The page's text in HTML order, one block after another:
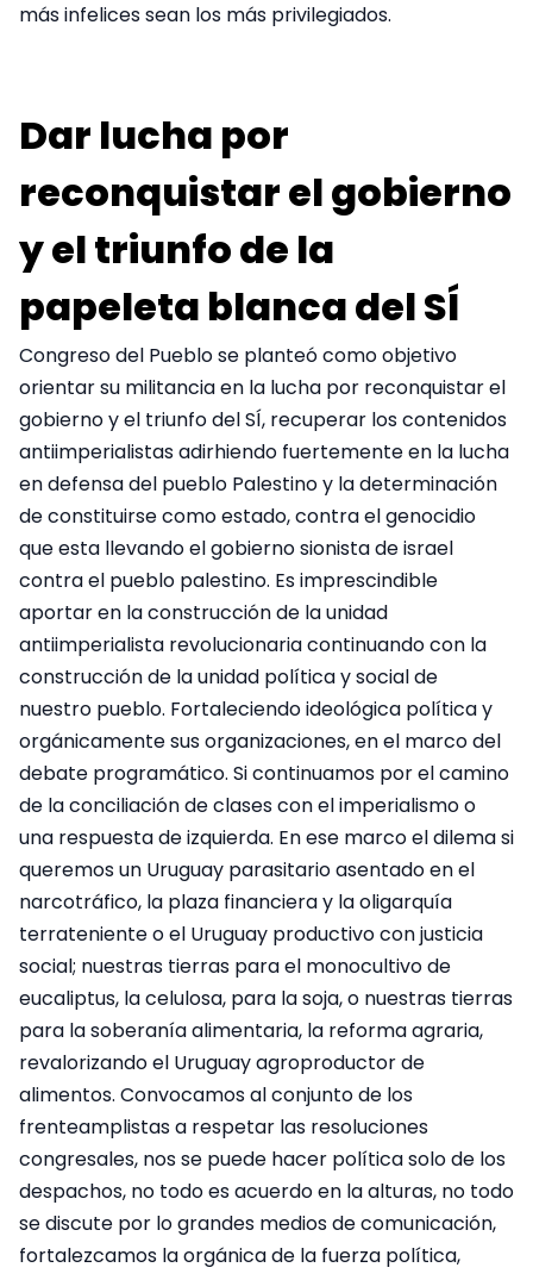
más infelices sean los más privilegiados.
Dar lucha por
reconquistar el gobierno
y el triunfo de la
papeleta blanca del SÍ
Congreso del Pueblo se planteó como objetivo
orientar su militancia en la lucha por reconquistar el
gobierno y el triunfo del SÍ, recuperar los contenidos
antiimperialistas adirhiendo fuertemente en la lucha
en defensa del pueblo Palestino y la determinación
de constituirse como estado, contra el genocidio
que esta llevando el gobierno sionista de israel
contra el pueblo palestino. Es imprescindible
aportar en la construcción de la unidad
antiimperialista revolucionaria continuando con la
construcción de la unidad política y social de
nuestro pueblo. Fortaleciendo ideológica política y
orgánicamente sus organizaciones, en el marco del
debate programático. Si continuamos por el camino
de la conciliación de clases con el imperialismo o
una respuesta de izquierda. En ese marco el dilema si
queremos un Uruguay parasitario asentado en el
narcotráfico, la plaza financiera y la oligarquía
terrateniente o el Uruguay productivo con justicia
social; nuestras tierras para el monocultivo de
eucaliptus, la celulosa, para la soja, o nuestras tierras
para la soberanía alimentaria, la reforma agraria,
revalorizando el Uruguay agroproductor de
alimentos. Convocamos al conjunto de los
frenteamplistas a respetar las resoluciones
congresales, nos se puede hacer política solo de los
despachos, no todo es acuerdo en la alturas, no todo
se discute por lo grandes medios de comunicación,
fortalezcamos la orgánica de la fuerza política,